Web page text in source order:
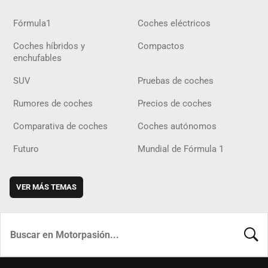
Fórmula1 Coches eléctricos
Coches híbridos y
enchufables
Compactos
SUV Pruebas de coches
Rumores de coches Precios de coches
Comparativa de coches Coches autónomos
Futuro Mundial de Fórmula 1
VER MÁS TEMAS